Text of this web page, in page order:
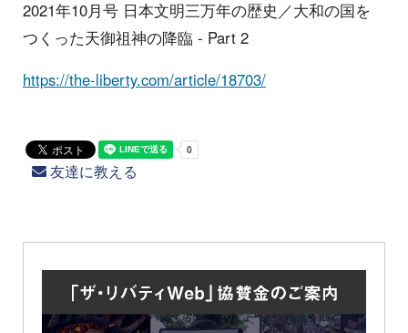
2021年10月号 日本文明三万年の歴史／大和の国を
つくった天御祖神の降臨 - Part 2
https://the-liberty.com/article/18703/
友達に教える